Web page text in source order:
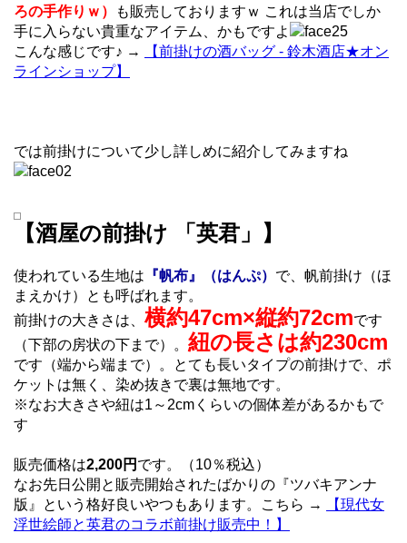
ろの手作りｗ）
も販売しておりますｗ これは当店でしか
手に入らない貴重なアイテム、かもですよ
こんな感じです♪ →
【前掛けの酒バッグ - 鈴木酒店★オン
ラインショップ】
では前掛けについて少し詳しめに紹介してみますね
【酒屋の前掛け 「英君」】
使われている生地は 『帆布』（はんぷ） で、帆前掛け（ほ
まえかけ）とも呼ばれます。
前掛けの大きさは、 横約47cm×縦約72cmです
（下部の房状の下まで）。 紐の長さは約230cm
です（端から端まで）。とても長いタイプの前掛けで、ポ
ケットは無く、染め抜きで裏は無地です。
※なお大きさや紐は1～2cmくらいの個体差があるかもで
す
販売価格は2,200円 です。（10％税込）
なお先日公開と販売開始されたばかりの『ツバキアンナ
版』という格好良いやつもあります。こちら →
【現代女
浮世絵師と英君のコラボ前掛け販売中！】